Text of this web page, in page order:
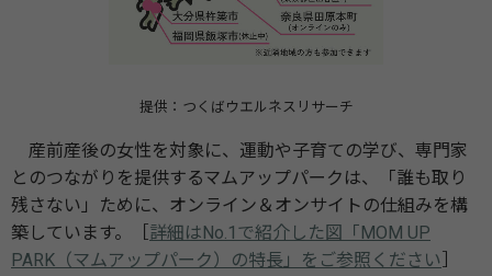
提供：つくばウエルネスリサーチ
産前産後の女性を対象に、運動や子育ての学び、専門家
とのつながりを提供するマムアップパークは、「誰も取り
残さない」ために、オンライン＆オンサイトの仕組みを構
築しています。［ 詳細はNo.1で紹介した図「MOM UP
PARK（マムアップパーク）の特長」をご参照ください